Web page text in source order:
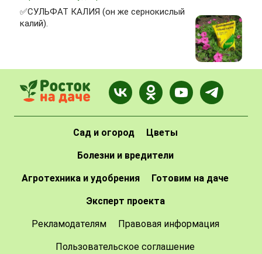
✅СУЛЬФАТ КАЛИЯ (он же сернокислый
калий).
Сад и огород Цветы
Болезни и вредители
Агротехника и удобрения Готовим на даче
Эксперт проекта
Рекламодателям Правовая информация
Пользовательское соглашение